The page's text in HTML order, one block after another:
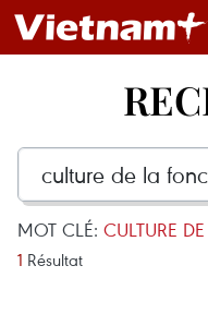
MOT CLÉ: CULTURE
1 Résultat